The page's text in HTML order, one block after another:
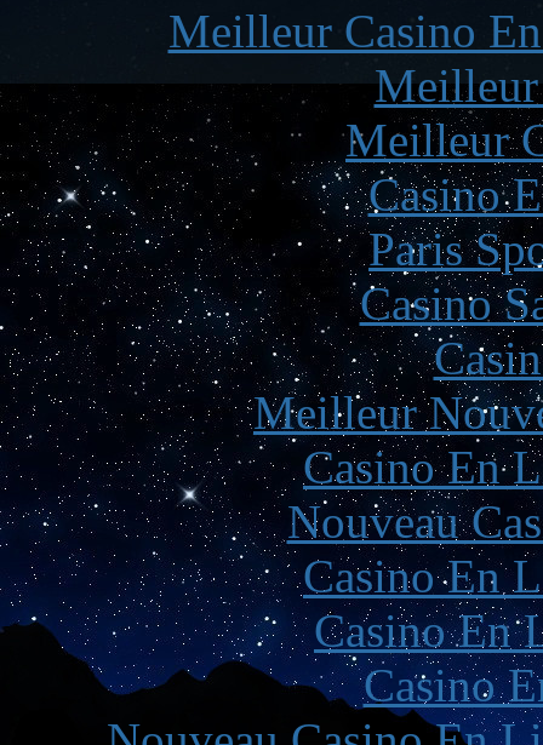
Meilleur Casino
Meilleur
Meilleur
Casino
Paris
Casino
Meilleur
Casino En
Nouveau
Casino En
Casino En
Casino